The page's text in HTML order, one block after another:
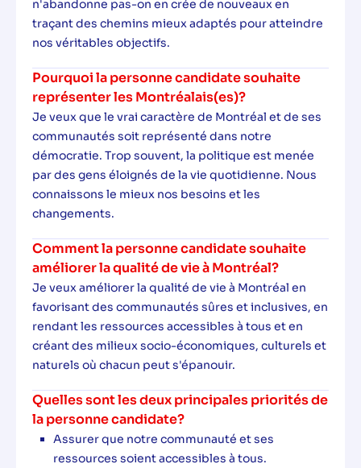
n'abandonne pas-on en crée de nouveaux en
traçant des chemins mieux adaptés pour atteindre
nos véritables objectifs.
Pourquoi la personne candidate souhaite
représenter les Montréalais(es)?
Je veux que le vrai caractère de Montréal et de ses
communautés soit représenté dans notre
démocratie. Trop souvent, la politique est menée
par des gens éloignés de la vie quotidienne. Nous
connaissons le mieux nos besoins et les
changements.
Comment la personne candidate souhaite
améliorer la qualité de vie à Montréal?
Je veux améliorer la qualité de vie à Montréal en
favorisant des communautés sûres et inclusives, en
rendant les ressources accessibles à tous et en
créant des milieux socio-économiques, culturels et
naturels où chacun peut s'épanouir.
Quelles sont les deux principales priorités de
la personne candidate?
Assurer que notre communauté et ses
ressources soient accessibles à tous.